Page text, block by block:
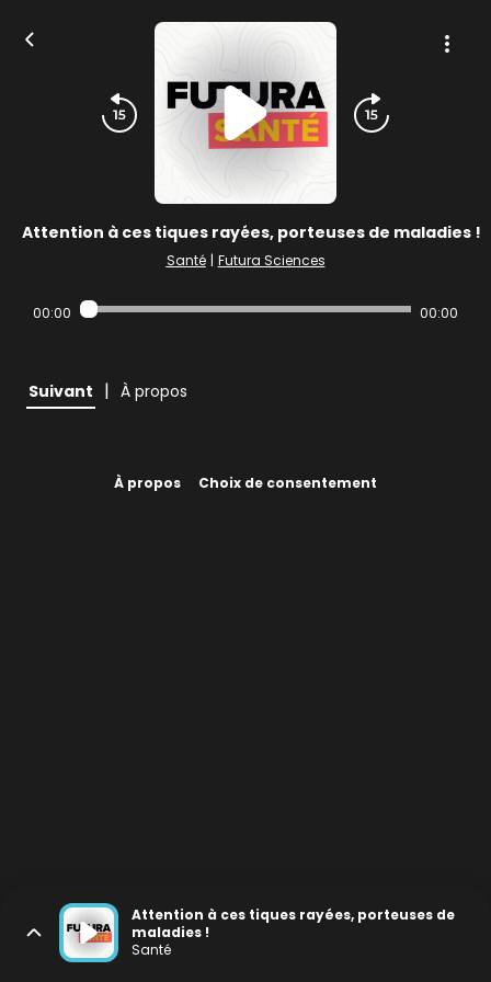
Attention à ces tiques rayées, porteuses de maladies !
Santé | Futura Sciences
00:00 00:00
Suivant | À propos
À propos Choix de consentement
Attention à ces tiques rayées, porteuses de
maladies !
Santé